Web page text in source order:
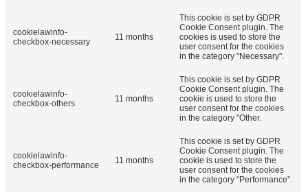
cookielawinfo-
checkbox-necessary
11 months
This cookie is set by GDPR
Cookie Consent plugin. The
cookies is used to store the
user consent for the cookies
in the category "Necessary".
cookielawinfo-
checkbox-others
11 months
This cookie is set by GDPR
Cookie Consent plugin. The
cookie is used to store the
user consent for the cookies
in the category "Other.
cookielawinfo-
checkbox-performance
11 months
This cookie is set by GDPR
Cookie Consent plugin. The
cookie is used to store the
user consent for the cookies
in the category "Performance".